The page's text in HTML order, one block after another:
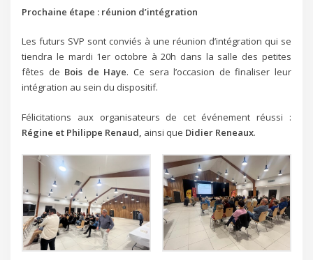
Prochaine étape : réunion d’intégration
Les futurs SVP sont conviés à une réunion d’intégration qui se
tiendra le mardi 1er octobre à 20h dans la salle des petites
fêtes de Bois de Haye. Ce sera l’occasion de finaliser leur
intégration au sein du dispositif.
Félicitations aux organisateurs de cet événement réussi :
Régine et Philippe Renaud, ainsi que Didier Reneaux.